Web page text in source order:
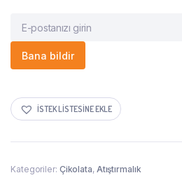
Bana bildir
İSTEK LISTESINE EKLE
Kategoriler: Çikolata, Atıştırmalık